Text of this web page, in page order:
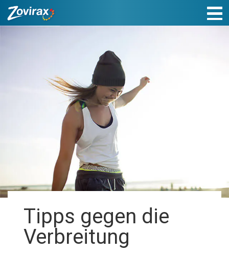
Tipps gegen die
Verbreitung